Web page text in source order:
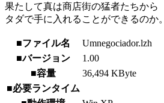
果たして真は商店街の猛者たちから
タダで手に入れることができるのか。
■ファイル名
Umnegociador.lzh
■バージョン
1.00
■容量
36,494 KByte
■必要ランタイム